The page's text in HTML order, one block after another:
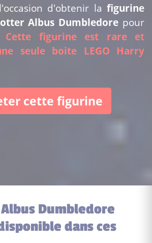
d'obtenir la figurine
Albus Dumbledore pour
Cette figurine est rare et
seule boite LEGO Harry
cette figurine
Dumbledore
dans ces